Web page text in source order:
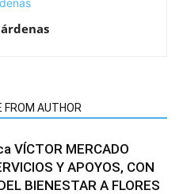
FROM AUTHOR
VÍCTOR MERCADO
Y APOYOS, CON
BIENESTAR A FLORES